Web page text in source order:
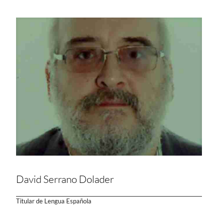
David Serrano Dolader
Titular de Lengua Española